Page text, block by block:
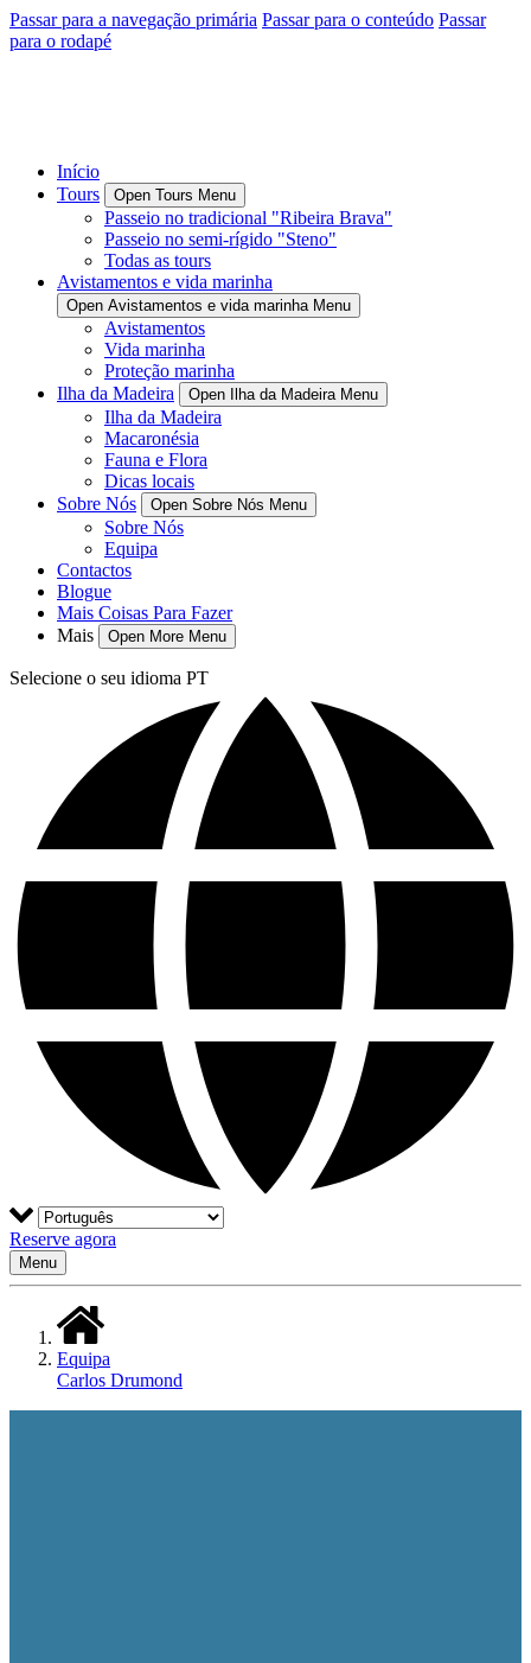
Passar para a navegação primária Passar para o conteúdo Passar
para o rodapé
Início
Tours
Open Tours Menu
Passeio no tradicional "Ribeira Brava"
Passeio no semi-rígido "Steno"
Todas as tours
Avistamentos e vida marinha
Open Avistamentos e vida marinha Menu
Avistamentos
Vida marinha
Proteção marinha
Ilha da Madeira
Open Ilha da Madeira Menu
Ilha da Madeira
Macaronésia
Fauna e Flora
Dicas locais
Sobre Nós
Open Sobre Nós Menu
Sobre Nós
Equipa
Contactos
Blogue
Mais Coisas Para Fazer
Mais
Open More Menu
Selecione o seu idioma PT
Reserve agora
Menu
Equipa
Carlos Drumond